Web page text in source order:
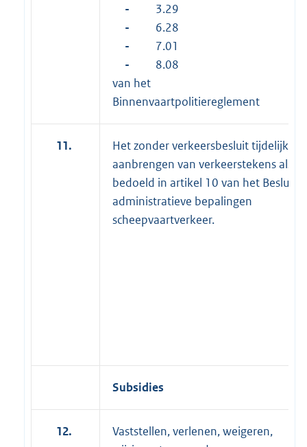
-
3.29
-
6.28
-
7.01
-
8.08
van het
Binnenvaartpolitiereglement
11.
Het zonder verkeersbesluit tijdelijk
aanbrengen van verkeerstekens als
bedoeld in artikel 10 van het Besluit
administratieve bepalingen
scheepvaartverkeer.
Subsidies
12.
Vaststellen, verlenen, weigeren,